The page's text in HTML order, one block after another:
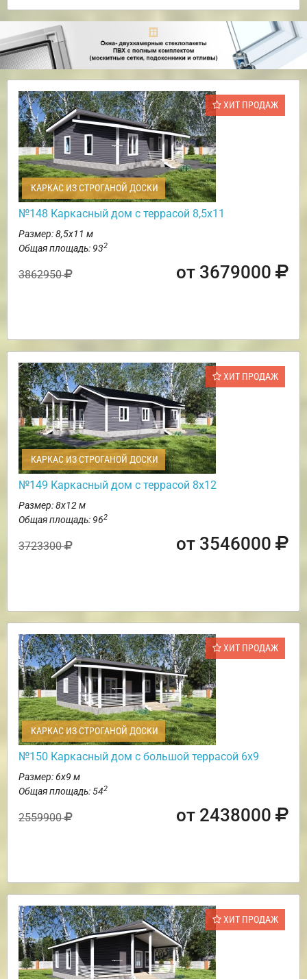
ХИТ ПРОДАЖ
КАРКАС ИЗ СТРОГАНОЙ ДОСКИ
№148 Каркасный дом с террасой 8,5х11
Размер: 8,5х11 м
Общая площадь: 932
3862950 от 3679000
ХИТ ПРОДАЖ
КАРКАС ИЗ СТРОГАНОЙ ДОСКИ
№149 Каркасный дом с террасой 8х12
Размер: 8х12 м
Общая площадь: 962
3723300 от 3546000
ХИТ ПРОДАЖ
КАРКАС ИЗ СТРОГАНОЙ ДОСКИ
№150 Каркасный дом с большой террасой 6х9
Размер: 6х9 м
Общая площадь: 542
2559900 от 2438000
ХИТ ПРОДАЖ